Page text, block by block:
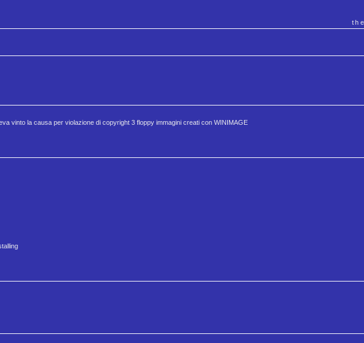
vinto la causa per violazione di copyright 3 floppy immagini creati con WINIMAGE